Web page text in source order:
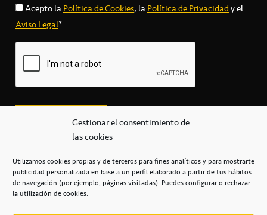
Gestionar el consentimiento de
las cookies
Utilizamos cookies propias y de terceros para fines analíticos y para mostrarte
publicidad personalizada en base a un perfil elaborado a partir de tus hábitos
de navegación (por ejemplo, páginas visitadas). Puedes configurar o rechazar
la utilización de cookies.
Acepto laPolítica de Cookies, laPolítica de Privacidady el
Aviso Legal*
secretaria@cbcanarias.es
+34 922 253 684